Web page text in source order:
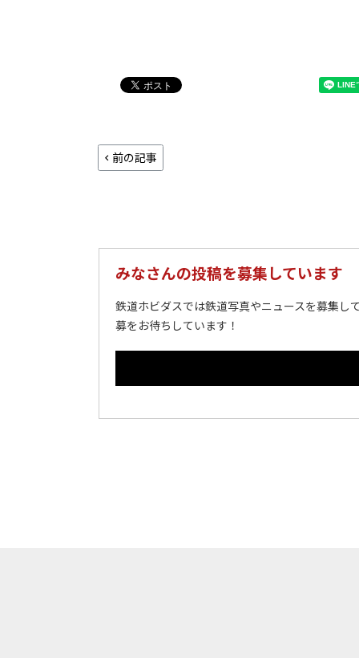
前の記事
みなさんの投稿を募集しています
鉄道ホビダスでは鉄道写真やニュースを募集し
募をお待ちしています！